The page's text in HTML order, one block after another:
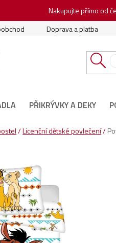
Nakupujte přímo od
Doprava a platba
PŘIKRÝVKY A DEKY
/Licenční dětské povlečení/